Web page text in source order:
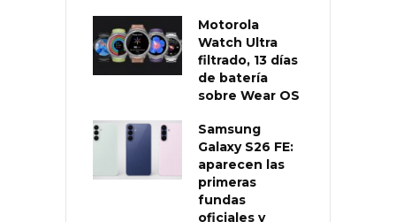
Motorola
Watch Ultra
filtrado, 13 días
de batería
sobre Wear OS
Samsung
Galaxy S26 FE:
aparecen las
primeras
fundas
oficiales y